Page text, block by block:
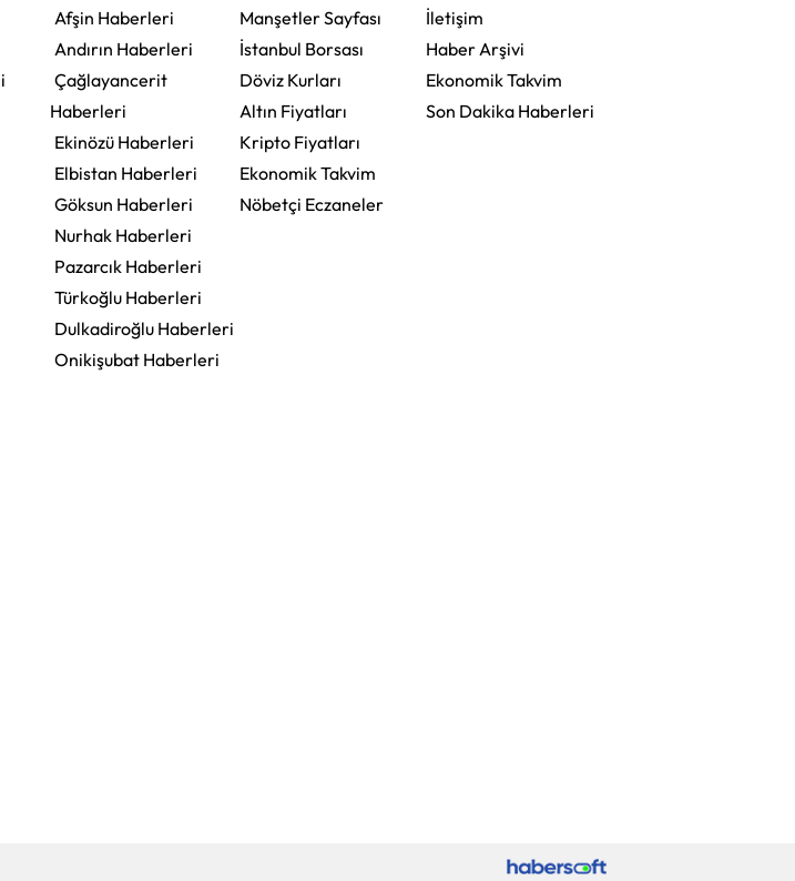
Afşin Haberleri
Andırın Haberleri
Çağlayancerit
Haberleri
Ekinözü Haberleri
Elbistan Haberleri
Göksun Haberleri
Nurhak Haberleri
Pazarcık Haberleri
Türkoğlu Haberleri
Dulkadiroğlu Haberleri
Onikişubat Haberleri
Manşetler Sayfası
İstanbul Borsası
Döviz Kurları
Altın Fiyatları
Kripto Fiyatları
Ekonomik Takvim
Nöbetçi Eczaneler
İletişim
Haber Arşivi
Ekonomik Takvim
Son Dakika Haberleri